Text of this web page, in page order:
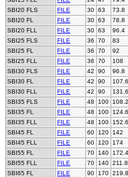
SBI20 FLS
FILE 30 63 73.8
SBI20 FL
FILE 30 63 78.8
SBI20 FLL
FILE 30 63 96.4
SBI25 FLS
FILE 36 70 83
SBI25 FL
FILE 36 70 92
SBI25 FLL
FILE 36 70 108
SBI30 FLS
FILE 42 90 96.8
SBI30 FL
FILE 42 90 107.6
SBI30 FLL
FILE 42 90 131.6
SBI35 FLS
FILE 48 100 108.2
SBI35 FL
FILE 48 100 124.6
SBI35 FLL
FILE 48 100 152.6
SBI45 FL
FILE 60 120 142
SBI45 FLL
FILE 60 120 174
SBI55 FL
FILE 70 140 172.4
SBI55 FLL
FILE 70 140 211.8
SBI65 FL
FILE 90 170 219.8